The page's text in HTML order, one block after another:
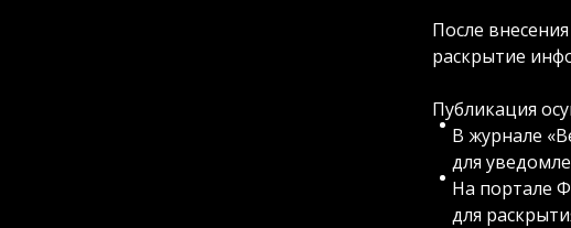
После
раскрытие
Публикация
В журнале
для
На портале
для